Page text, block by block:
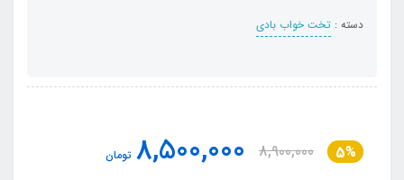
دسته : تخت خواب بادی
5%
8,900,000
8,500,000 تومان